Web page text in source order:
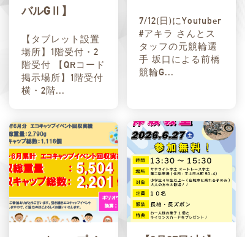
バルGⅡ】
【タブレット設置
場所】1階受付・2
階受付 【QRコード
掲示場所】1階受付
横・2階...
7/12(日)にYoutuber
#アキラ さんとス
タッフの元競輪選
手 坂口による前橋
競輪G...